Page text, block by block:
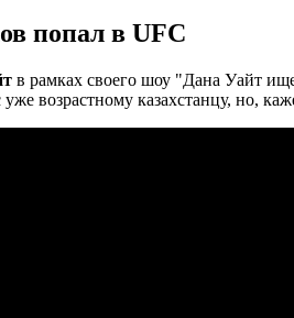
попал в UFC
в рамках своего шоу "Дана Уайт
возрастному казахстанцу, но,